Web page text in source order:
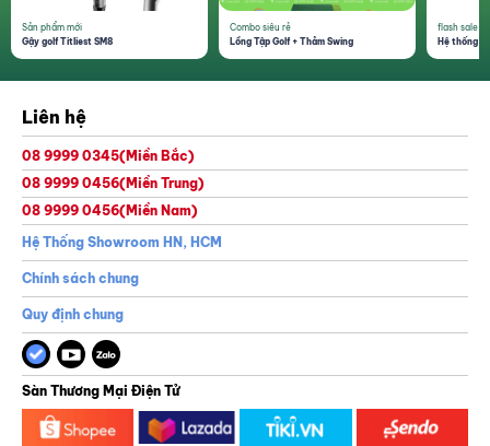
Sản phẩm mới
Gậy golf Titliest SM8
Combo siêu rẻ
Lồng Tập Golf + Thảm Swing
flash sale
Hệ thống
Liên hệ
08 9999 0345(Miền Bắc)
08 9999 0456(Miền Trung)
08 9999 0456(Miền Nam)
Hệ Thống Showroom HN, HCM
Chính sách chung
Quy định chung
Sàn Thương Mại Điện Tử